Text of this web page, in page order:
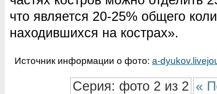
что является 20-25% общего
находившихся на кострах».
Источник информации о фото: a-
Серия: фото 2 из 2 «